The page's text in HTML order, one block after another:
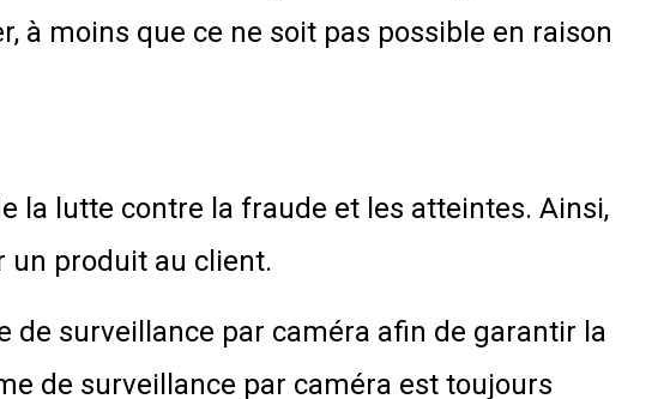
à moins que ce ne soit pas possible en raison
la lutte contre la fraude et les atteintes. Ainsi,
un produit au client.
de surveillance par caméra afin de garantir la
de surveillance par caméra est toujours